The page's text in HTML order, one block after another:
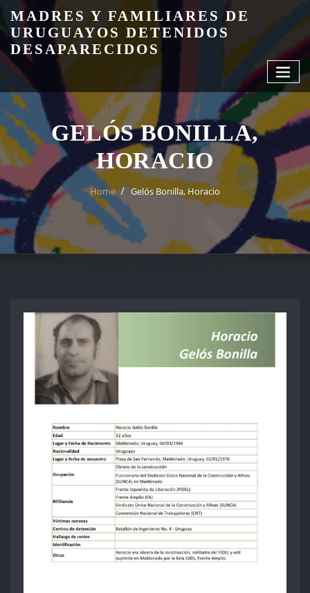
Skip
to
content
MADRES Y FAMILIARES DE
URUGUAYOS DETENIDOS
DESAPARECIDOS
GELÓS BONILLA,
HORACIO
Home Gelós Bonilla, Horacio